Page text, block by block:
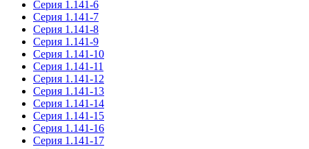
Серия 1.141-6
Серия 1.141-7
Серия 1.141-8
Серия 1.141-9
Серия 1.141-10
Серия 1.141-11
Серия 1.141-12
Серия 1.141-13
Серия 1.141-14
Серия 1.141-15
Серия 1.141-16
Серия 1.141-17